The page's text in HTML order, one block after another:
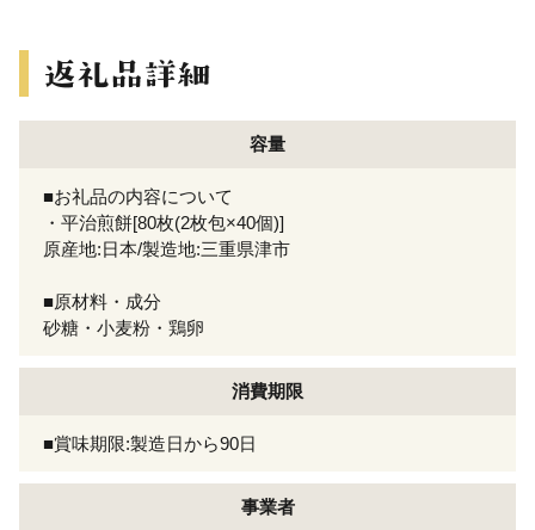
容量
■お礼品の内容について
・平治煎餅[80枚(2枚包×40個)]
原産地:日本/製造地:三重県津市
■原材料・成分
砂糖・小麦粉・鶏卵
消費期限
■賞味期限:製造日から90日
事業者